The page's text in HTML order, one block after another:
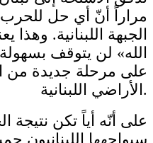
مراراً أنّ أي حل
الجبهة اللبنانية.
الله» لن يتوقف
على مرحلة جديدة من
الأراضي اللبنانية.
على أنّه أياً تكن
سيواجهها اللبنانيون